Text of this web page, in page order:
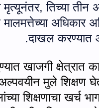
मृत्यूनंतर,तिच्या तीन
अधिकार
दाखल
खाजगी क्षेत्रात
मुले शिक्षण
शिक्षणाचा खर्च